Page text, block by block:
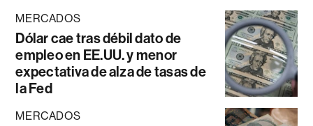
MERCADOS
Dólar cae tras débil dato de
empleo en EE.UU. y menor
expectativa de alza de tasas de
la Fed
MERCADOS